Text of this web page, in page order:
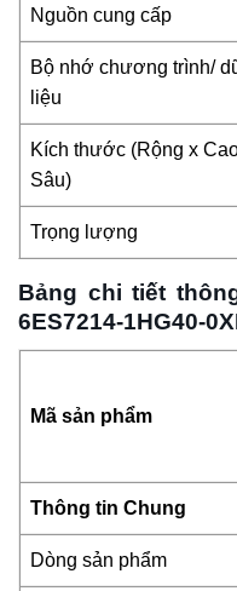
Nguồn cung cấp
Bộ nhớ chương trình/
liệu
Kích thước (Rộng x
Sâu)
Trọng lượng
Bảng chi tiết
6ES7214-1HG40-
Mã sản phẩm
Thông tin Chung
Dòng sản phẩm